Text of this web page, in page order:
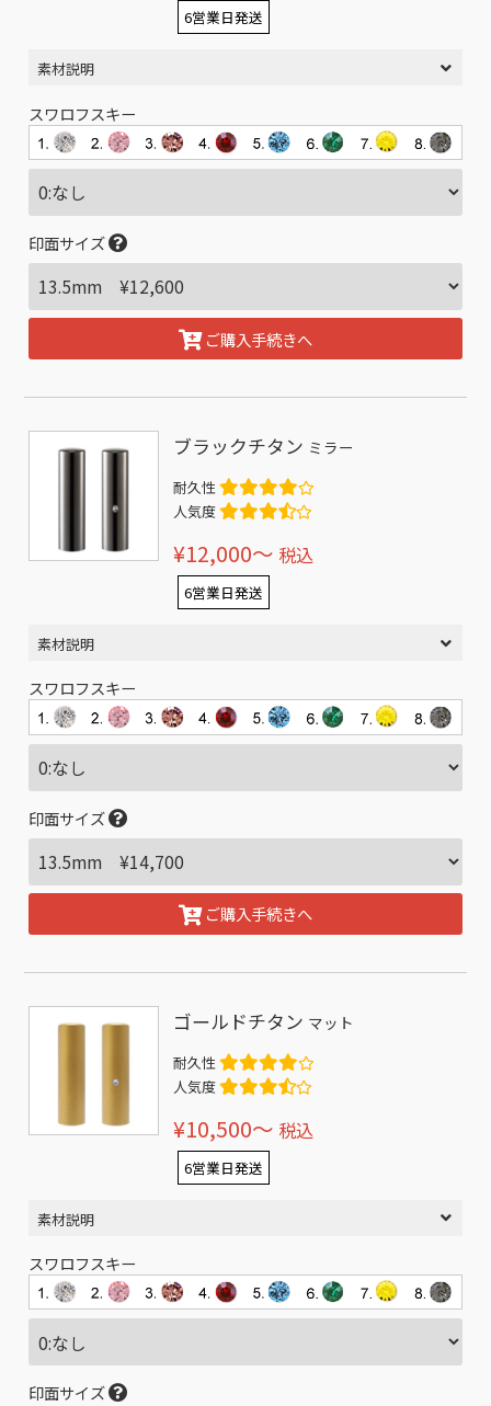
6営業日発送
素材説明
スワロフスキー
印面サイズ
ご購入手続きへ
ブラックチタン ミラー
耐久性
人気度
¥12,000〜 税込
6営業日発送
素材説明
スワロフスキー
印面サイズ
ご購入手続きへ
ゴールドチタン マット
耐久性
人気度
¥10,500〜 税込
6営業日発送
素材説明
スワロフスキー
印面サイズ